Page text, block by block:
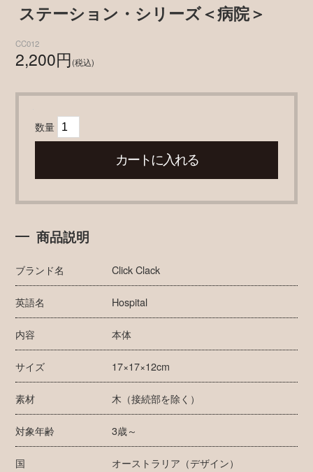
ステーション・シリーズ＜病院＞
CC012
2,200円(税込)
数量
商品説明
ブランド名 Click Clack
英語名 Hospital
内容 本体
サイズ 17×17×12cm
素材 木（接続部を除く）
対象年齢 3歳～
国
オーストラリア（デザイン）